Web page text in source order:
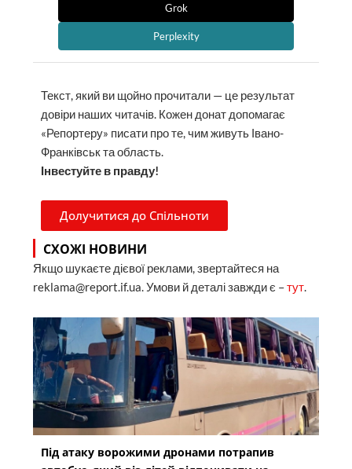
Grok
Perplexity
Текст, який ви щойно прочитали — це результат
довіри наших читачів. Кожен донат допомагає
«Репортеру» писати про те, чим живуть Івано-
Франківськ та область.
Інвестуйте в правду!
Долучитися до Спільноти
СХОЖІ НОВИНИ
Якщо шукаєте дієвої реклами, звертайтеся на
reklama@report.if.ua. Умови й деталі завжди є –тут.
Під атаку ворожими дронами потрапив